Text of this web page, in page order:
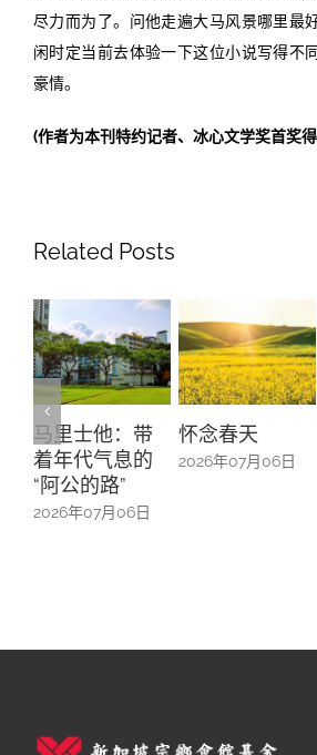
尽力而为了。问他走遍大马风景哪里最
闲时定当前去体验一下这位小说写得不
豪情。
(作者为本刊特约记者、冰心文学奖首奖
Related Posts
怀念春天
2026年07月06日
新华文学中的
旧体诗